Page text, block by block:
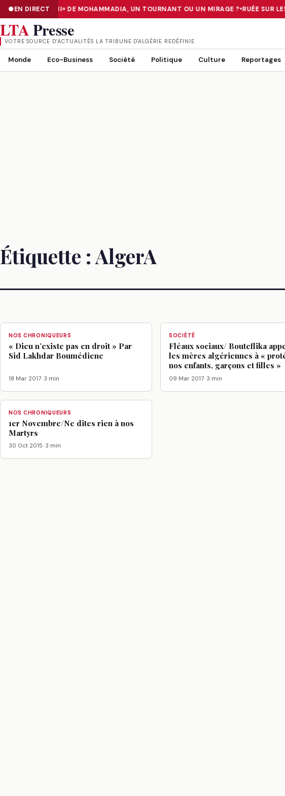
EN DIRECT«TIER III» DE MOHAMMADIA, UN TOURNANT OU UN MIRAGE ? •RUÉE SUR
NUMÉRISATION : LE DATA CENTER «TIER III» DE MOHAMMADIA, UN TOURNANT OU
LTAPresse
VOTRE SOURCE D’ACTUALITÉS LA TRIBUNE D'ALGÉRIE REDÉFINIE
Monde Eco-Business Société Politique Culture Reportages
Étiquette :AlgerA
NOS CHRONIQUEURS
« Dieu n’existe pas en droit » Par
Sid Lakhdar Boumédiene
18 Mar 2017· 3 min
SOCIÉTÉ
Fléaux sociaux/ Bouteflika
les mères algériennes à «
nos enfants, garçons et filles »
09 Mar 2017· 3 min
NOS CHRONIQUEURS
1er Novembre/Ne dites rien à nos
Martyrs
30 Oct 2015· 3 min